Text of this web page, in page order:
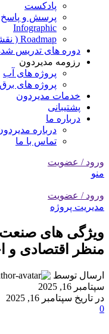
پادکست
پرسش و پاسخ
Infographic
Roadmap ( نقشه راه )
دوره های تدریس
رزومه مدیردون
پروژه های آب
پروژه های برق
خدمات مدیردون
پشتیبانی
درباره ما
درباره
تماس با ما
ورود / عضویت
منو
ورود / عضویت
مدیریت پروژه
ویژگی های
منظر اقتصادی و
ارسال توسط
سپتامبر 16, 2025
در تاریخ سپتامبر 16, 2025
0